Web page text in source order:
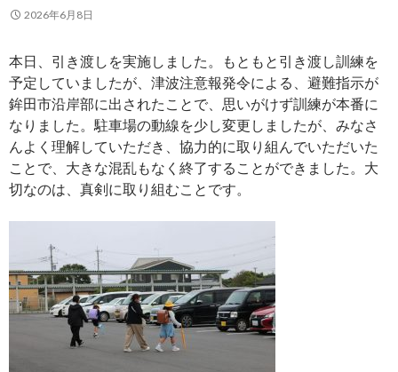
2026年6月8日
本日、引き渡しを実施しました。もともと引き渡し訓練を
予定していましたが、津波注意報発令による、避難指示が
鉾田市沿岸部に出されたことで、思いがけず訓練が本番に
なりました。駐車場の動線を少し変更しましたが、みなさ
んよく理解していただき、協力的に取り組んでいただいた
ことで、大きな混乱もなく終了することができました。大
切なのは、真剣に取り組むことです。